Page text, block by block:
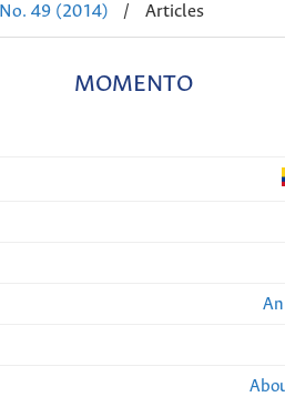
No. 49 (2014) / Articles
MOMENTO